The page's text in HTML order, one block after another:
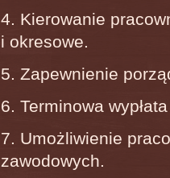
4. Kierowanie
i okresowe.
5. Zapewnienie
6. Terminowa
7. Umożliwienie
zawodowych.